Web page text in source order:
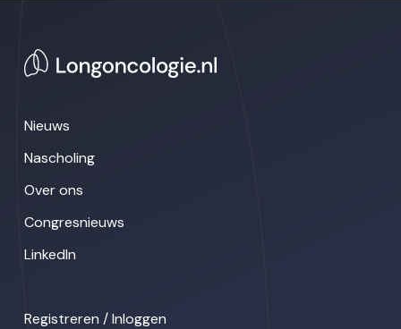
Nieuws
Nascholing
Over ons
Congresnieuws
LinkedIn
Registreren / Inloggen